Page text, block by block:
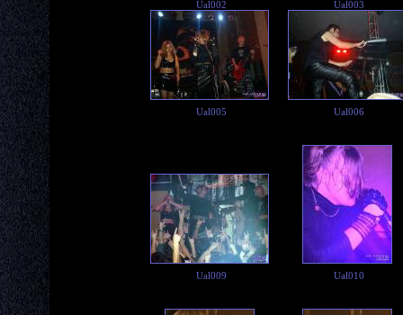
Ual002 Ual003
Ual005 Ual006
Ual009 Ual010